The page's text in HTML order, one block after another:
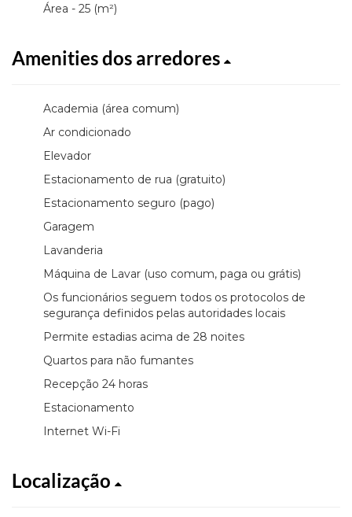
Área - 25 (m²)
Amenities dos arredores
Academia (área comum)
Ar condicionado
Elevador
Estacionamento de rua (gratuito)
Estacionamento seguro (pago)
Garagem
Lavanderia
Máquina de Lavar (uso comum, paga ou grátis)
Os funcionários seguem todos os protocolos de
segurança definidos pelas autoridades locais
Permite estadias acima de 28 noites
Quartos para não fumantes
Recepção 24 horas
Estacionamento
Internet Wi-Fi
Localização